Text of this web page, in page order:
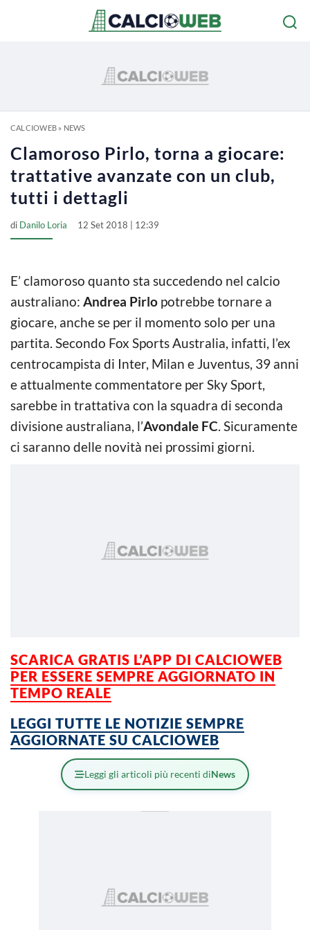
CALCIOWEB» NEWS
Clamoroso Pirlo, torna a giocare:
trattative avanzate con un club,
tutti i dettagli
di Danilo Loria 12 Set 2018 | 12:39
E’ clamoroso quanto sta succedendo nel calcio
australiano: Andrea Pirlo potrebbe tornare a
giocare, anche se per il momento solo per una
partita. Secondo Fox Sports Australia, infatti, l’ex
centrocampista di Inter, Milan e Juventus, 39 anni
e attualmente commentatore per Sky Sport,
sarebbe in trattativa con la squadra di seconda
divisione australiana, l’Avondale FC. Sicuramente
ci saranno delle novità nei prossimi giorni.
SCARICA GRATIS L’APP DI CALCIOWEB
PER ESSERE SEMPRE AGGIORNATO IN
TEMPO REALE
LEGGI TUTTE LE NOTIZIE SEMPRE
AGGIORNATE SU CALCIOWEB
Leggi gli articoli più recenti diNews